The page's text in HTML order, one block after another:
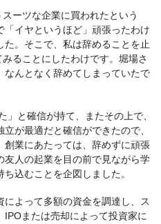
ーツな企業に買われたという
「イヤというほど」頑張ったわけ
。そこで、私は辞めることを止
ることにしたわけです。堀場さ
なんとなく辞めてしまっていたで
と確信が持て、またその上で、
が最適だと確信ができたので、
創業にあたっては、辞めずに頑張
友人の起業を目の前で見ながら学
込むことを企図しました。
よって多額の資金を調達し、ス
IPOまたは売却によって投資家に